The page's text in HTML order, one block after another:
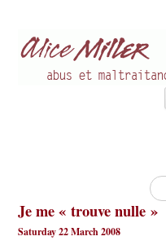
Je me « trouve nulle »
Saturday 22 March 2008